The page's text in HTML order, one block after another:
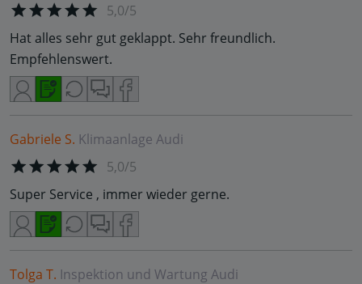
5,0/5
Hat alles sehr gut geklappt. Sehr freundlich.
Empfehlenswert.
Gabriele S. Klimaanlage Audi
5,0/5
Super Service , immer wieder gerne.
Tolga T. Inspektion und Wartung Audi